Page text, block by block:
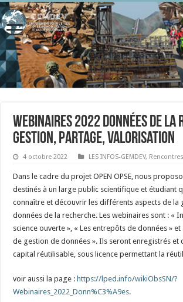
Webinaires 2022 données de la
gestion, partage, valorisation
4 octobre 2022 LES INFOS-GEMDEV,
Dans le cadre du projet OPEN OPSE, nous
destinés à un large public scientifique et étudiant
connaître et découvrir les différents aspects de la
données de la recherche. Les webinaires sont : «
science ouverte », « Les entrepôts de données »
de gestion de données ». Ils seront enregistrés et
capital réutilisable, sous licence permettant la
voir aussi la page : https://lped.info/wikiObsSN/?
Webinaires_2022_Donn%C3%A9es.